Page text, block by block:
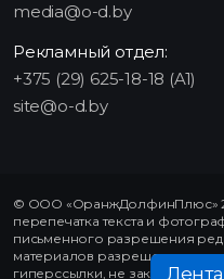
media@o-d.by
Рекламный отдел:
+375 (29) 625-18-18 (A1)
site@o-d.by
© ООО «ОранжДолфинПлюс»
перепечатка текста и
письменного разрешения
материалов разрешено
гиперссылки, не закрытой от